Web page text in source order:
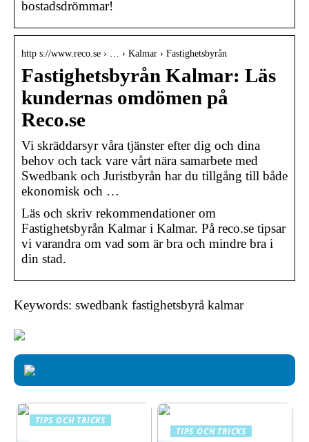
bostadsdrömmar!
http s://www.reco.se › … › Kalmar › Fastighetsbyrån
Fastighetsbyrån Kalmar: Läs
kundernas omdömen på
Reco.se
Vi skräddarsyr våra tjänster efter dig och dina
behov och tack vare vårt nära samarbete med
Swedbank och Juristbyrån har du tillgång till både
ekonomisk och …
Läs och skriv rekommendationer om
Fastighetsbyrån Kalmar i Kalmar. På reco.se tipsar
vi varandra om vad som är bra och mindre bra i
din stad.
Keywords: swedbank fastighetsbyrå kalmar
TIPS OCH TRICKS
TIPS OCH TRICKS